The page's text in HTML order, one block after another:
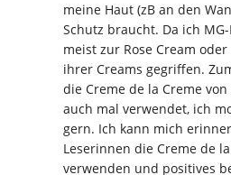
meine Haut (zB an den
Schutz braucht. Da ich
meist zur Rose Cream
ihrer Creams gegriffen.
die Creme de la Creme
auch mal verwendet, ich
gern. Ich kann mich
Leserinnen die Creme de
verwenden und positives